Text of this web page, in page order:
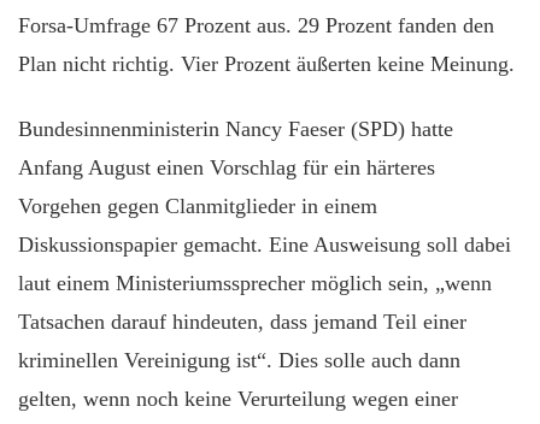
Forsa-Umfrage 67 Prozent aus. 29 Prozent fanden den
Plan nicht richtig. Vier Prozent äußerten keine Meinung.
Bundesinnenministerin Nancy Faeser (SPD) hatte
Anfang August einen Vorschlag für ein härteres
Vorgehen gegen Clanmitglieder in einem
Diskussionspapier gemacht. Eine Ausweisung soll dabei
laut einem Ministeriumssprecher möglich sein, „wenn
Tatsachen darauf hindeuten, dass jemand Teil einer
kriminellen Vereinigung ist“. Dies solle auch dann
gelten, wenn noch keine Verurteilung wegen einer